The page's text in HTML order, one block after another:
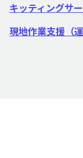
キッティングサ
現地作業支援（